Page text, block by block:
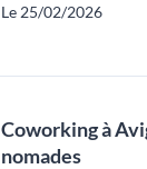
Le 25/02/2026
Coworking à
nomades